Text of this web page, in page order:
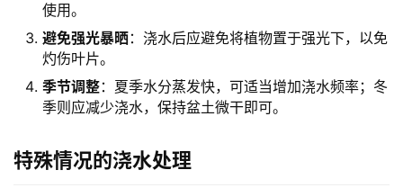
使用。
避免强光暴晒：浇水后应避免将植物置于强光下，以免
灼伤叶片。
季节调整：夏季水分蒸发快，可适当增加浇水频率；冬
季则应减少浇水，保持盆土微干即可。
特殊情况的浇水处理